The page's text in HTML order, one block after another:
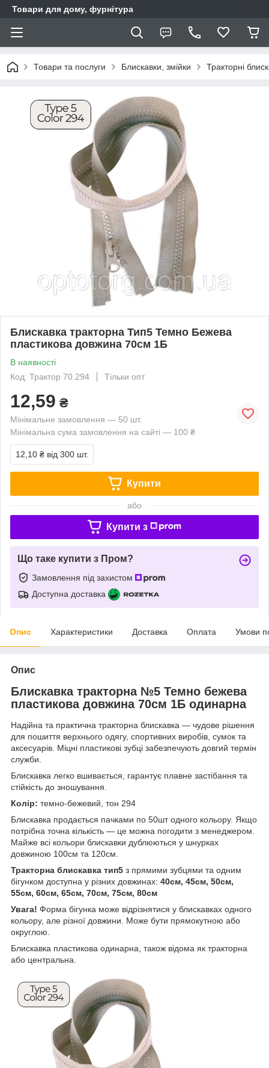
Товари для дому, фурнітура
Товари та послуги Блискавки, змійки Тракторні
Блискавка тракторна Тип5 Темно Бежева
пластикова довжина 70см 1Б
В наявності
Код: Трактор 70.294
Тільки опт
12,59 ₴
Мінімальне замовлення — 50 шт.
Мінімальна сума замовлення на сайті — 100 ₴
12,10 ₴ від 300 шт.
Купити
або
Купити з
Що таке купити з Пром?
Замовлення під захистом
Доступна доставка
Опис Характеристики Доставка Оплата Умови
Опис
Блискавка тракторна №5 Темно бежева
пластикова довжина 70см 1Б одинарна
Надійна та практична тракторна блискавка — чудове рішення
для пошиття верхнього одягу, спортивних виробів, сумок та
аксесуарів. Міцні пластикові зубці забезпечують довгий термін
служби.
Блискавка легко вшивається, гарантує плавне застібання та
стійкість до зношування.
Колір: темно-бежевий, тон 294
Блискавка продається пачками по 50шт одного кольору. Якщо
потрібна точна кількість — це можна погодити з менеджером.
Майже всі кольори блискавки дублюються у шнурках
довжиною 100см та 120см.
Тракторна блискавка тип5 з прямими зубцями та одним
бігунком доступна у різних довжинах: 40см, 45см, 50см,
55см, 60см, 65см, 70см, 75см, 80см
Увага! Форма бігунка може відрізнятися у блискавках одного
кольору, але різної довжини. Може бути прямокутною або
округлою.
Блискавка пластиковa одинарна, також відома як тракторна
або центральна.